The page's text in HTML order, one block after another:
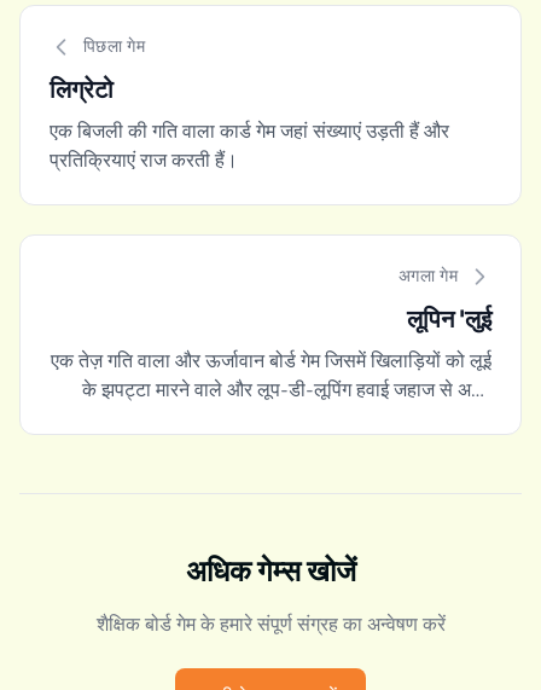
पिछला गेम
लिग्रेटो
एक बिजली की गति वाला कार्ड गेम जहां संख्याएं उड़ती हैं और
प्रतिक्रियाएं राज करती हैं।
अगला गेम
लूपिन 'लुई
एक तेज़ गति वाला और ऊर्जावान बोर्ड गेम जिसमें खिलाड़ियों को लूई
के झपट्टा मारने वाले और लूप-डी-लूपिंग हवाई जहाज से अपने
अधिक गेम्स खोजें
शैक्षिक बोर्ड गेम के हमारे संपूर्ण संग्रह का अन्वेषण करें